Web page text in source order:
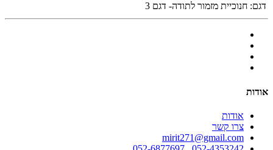
דגם: חנוכיית מזמור לתודה- דגם 3
אודות
אודות
צרו קשר
mirit271@gmail.com